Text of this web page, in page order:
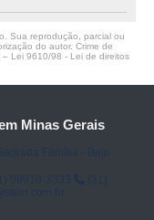
Sua reprodução, parcial ou
do autor. Crime de
– Lei 9610/98 - Lei de direitos
Minas Gerais